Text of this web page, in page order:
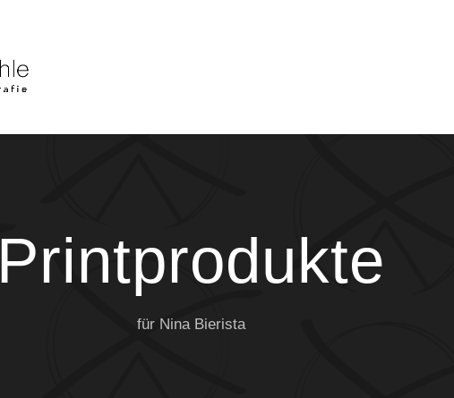
Printprodukte
für Nina Bierista